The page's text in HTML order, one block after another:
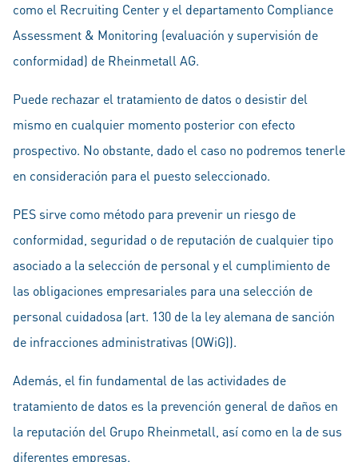
como el Recruiting Center y el departamento Compliance
Assessment & Monitoring (evaluación y supervisión de
conformidad) de Rheinmetall AG.
Puede rechazar el tratamiento de datos o desistir del
mismo en cualquier momento posterior con efecto
prospectivo. No obstante, dado el caso no podremos tenerle
en consideración para el puesto seleccionado.
PES sirve como método para prevenir un riesgo de
conformidad, seguridad o de reputación de cualquier tipo
asociado a la selección de personal y el cumplimiento de
las obligaciones empresariales para una selección de
personal cuidadosa (art. 130 de la ley alemana de sanción
de infracciones administrativas (OWiG)).
Además, el fin fundamental de las actividades de
tratamiento de datos es la prevención general de daños en
la reputación del Grupo Rheinmetall, así como en la de sus
diferentes empresas.